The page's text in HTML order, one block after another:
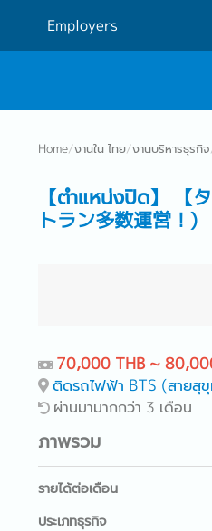
Employers
Home/งานใน ไทย/งานบริหารธุรกิจ
【ตำแหน่งปิด】 【
トラン多数運営！)
70,000 THB ~
ติดรถไฟฟ้า BTS (สายสุ
ผ่านมามากกว่า 3 เดือน
ภาพรวม
รายได้ต่อเดือน
ประเภทธุรกิจ